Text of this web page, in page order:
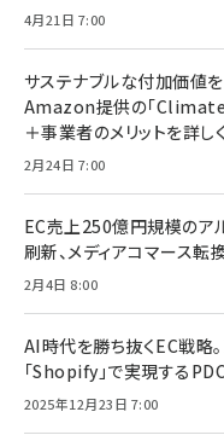
4月21日 7:00
サステナブルな付加価値
Amazon提供の「
＋事業者のメリットを詳し
2月24日 7:00
EC売上250億円規模のア
刷新、メディアコマース転
2月4日 8:00
AI時代を勝ち抜くEC戦略
「Shopify」で実現する
2025年12月23日 7:00